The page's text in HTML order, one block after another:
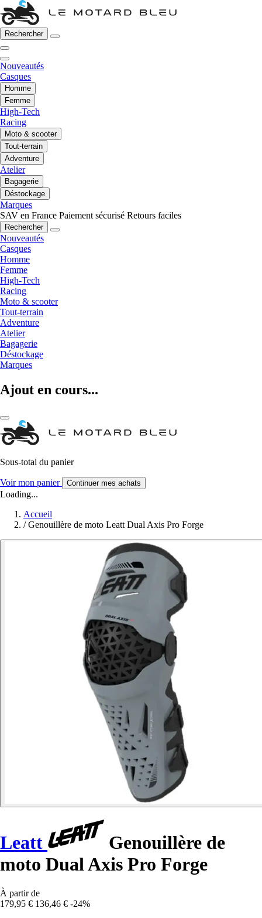
Rechercher
Nouveautés
Casques
Homme
Femme
High-Tech
Racing
Moto & scooter
Tout-terrain
Adventure
Atelier
Bagagerie
Déstockage
Marques
SAV en France Paiement sécurisé Retours faciles
Rechercher
Nouveautés
Casques
Homme
Femme
High-Tech
Racing
Moto & scooter
Tout-terrain
Adventure
Atelier
Bagagerie
Déstockage
Marques
Ajout en cours...
Sous-total du panier
Voir mon panier Continuer mes achats
Loading...
Accueil
/ Genouillère de moto Leatt Dual Axis Pro Forge
Leatt
Genouillère de
moto Dual Axis Pro Forge
À partir de
179,95 € 136,46 € -24%